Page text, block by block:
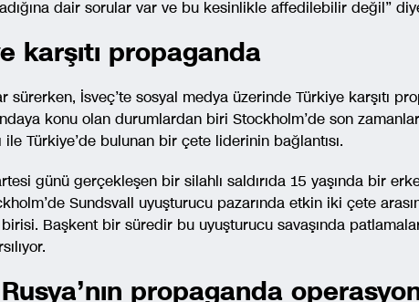
dair sorular var ve bu kesinlikle affedilebilir değil”
karşıtı propaganda
sürerken, İsveç’te sosyal medya üzerinde Türkiye karşıtı
konu olan durumlardan biri Stockholm’de son
Türkiye’de bulunan bir çete liderinin bağlantısı.
günü gerçekleşen bir silahlı saldırıda 15 yaşında bir
Sundsvall uyuşturucu pazarında etkin iki çete
birisi. Başkent bir süredir bu uyuşturucu savaşında
propaganda